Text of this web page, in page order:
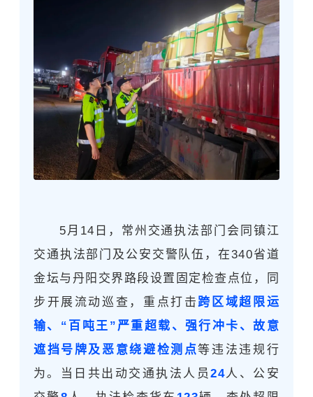
5月14日，常州交通执法部门会 同镇江
交通执法部门及公安交警队伍， 在340省道
金坛与丹阳交界路段设置固定检查点位，同
步开展流动巡查，重点打击 跨区域超限运
输、“百吨王”严重超载、强行冲卡、故意
遮挡号牌及恶意绕避检测点等违法违规行
为。当日共出动交通执法人员24人、公安